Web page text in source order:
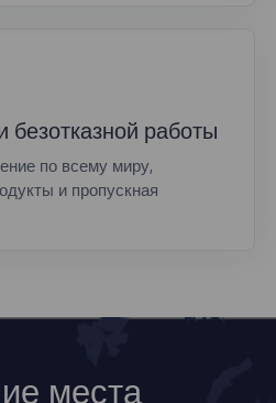
работы
по всему миру,
и пропускная
места